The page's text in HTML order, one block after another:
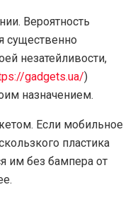
Вероятность
существенно
незатейливости,
gadgets.ua/)
назначением.
Если мобильное
пластика
им без бампера от